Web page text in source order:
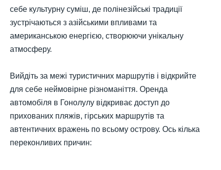
себе культурну суміш, де полінезійські традиції
зустрічаються з азійськими впливами та
американською енергією, створюючи унікальну
атмосферу.
Вийдіть за межі туристичних маршрутів і відкрийте
для себе неймовірне різноманіття. Оренда
автомобіля в Гонолулу відкриває доступ до
прихованих пляжів, гірських маршрутів та
автентичних вражень по всьому острову. Ось кілька
переконливих причин: